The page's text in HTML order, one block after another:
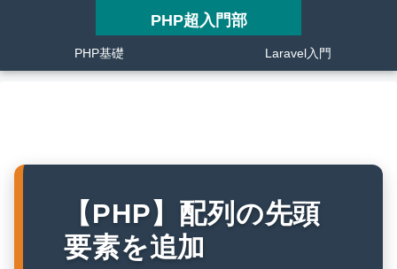
PHP超入門部
PHP基礎 Laravel入門
【PHP】配列の先頭
要素を追加